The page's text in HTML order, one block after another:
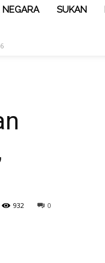
NEGARA SUKAN
0
932